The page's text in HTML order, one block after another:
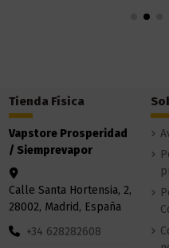
Tienda Física
Vapstore Prosperidad
/ Siemprevapor
Calle Santa Hortensia, 2,
28002, Madrid, España
+34 628282608